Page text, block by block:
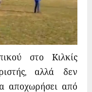
στο Κιλκίς
αλλά δεν
αποχωρήσει από